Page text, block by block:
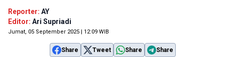
Reporter: AY
Editor: Ari Supriadi
Jumat, 05 September 2025 | 12:09 WIB
Share Tweet Share Share